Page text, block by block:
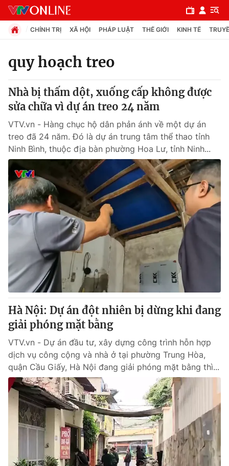
Chuyên mục
Chính trị
Xã hội
Pháp luật
Y tế
Thế giới
Tin tức
Thế giới đó đây
Câu chuyện quốc tế
Kinh tế
Tài chính
Thị trường
Góc doanh nghiệp
Dữ liệu và đời sống
Truyền hình
Phim VTV
Hậu trường
Nhân vật
Khán giả
Giải sao mai
Giải trí
Điện ảnh
Âm nhạc
Sao
Đời sống
Du lịch
Làm đẹp
Chất lượng cuộc sống
Giáo dục
Tuyển sinh
Học trực tuyến
Công nghệ
Hitech Công nghệ tương lai
Giao lưu trực tuyến
CHÍNH TRỊ XÃ HỘI PHÁP LUẬT THẾ GIỚI KINH TẾ
quy hoạch treo
Nhà bị thấm dột, xuống cấp không được
sửa chữa vì dự án treo 24 năm
VTV.vn - Hàng chục hộ dân phản ánh về một dự án
treo đã 24 năm. Đó là dự án trung tâm thể thao tỉnh
Ninh Bình, thuộc địa bàn phường Hoa Lư, tỉnh Ninh...
Hà Nội: Dự án đột nhiên bị dừng khi đang
giải phóng mặt bằng
VTV.vn - Dự án đầu tư, xây dựng công trình hỗn hợp
dịch vụ công cộng và nhà ở tại phường Trung Hòa,
quận Cầu Giấy, Hà Nội đang giải phóng mặt bằng thì...